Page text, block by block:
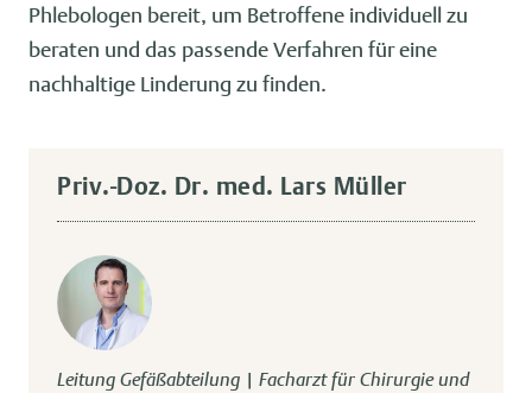
Phlebologen bereit, um Betroffene individuell zu
beraten und das passende Verfahren für eine
nachhaltige Linderung zu finden.
Priv.-Doz. Dr. med. Lars Müller
Leitung Gefäßabteilung | Facharzt für Chirurgie und